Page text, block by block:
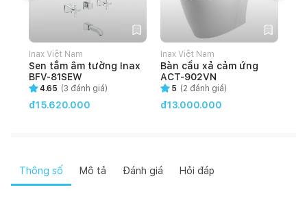
Inax Việt Nam
Sen tắm âm tường Inax
BFV-81SEW
4.65 (3 đánh giá)
đ15.620.000
Inax Việt Nam
Bàn cầu xả cảm ứng
ACT-902VN
5 (2 đánh giá)
đ13.000.000
Thông số Mô tả Đánh giá Hỏi đáp